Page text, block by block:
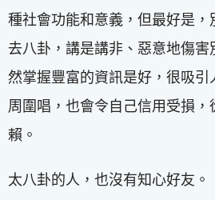
種社會功能和意義，但最好是
去八卦，講是講非、惡意地傷
然掌握豐富的資訊是好，很吸引
周圍唱，也會令自己信用受損，
賴。
太八卦的人，也沒有知心好友。